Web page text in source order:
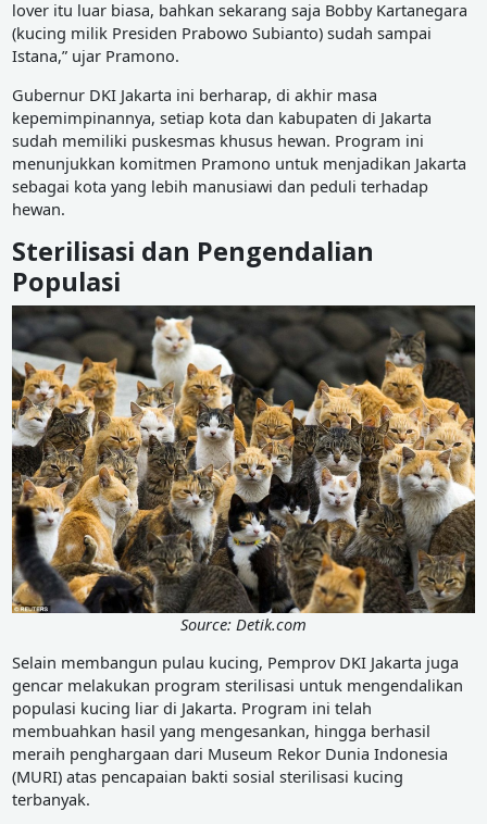
lover itu luar biasa, bahkan sekarang saja Bobby Kartanegara
(kucing milik Presiden Prabowo Subianto) sudah sampai
Istana,” ujar Pramono.
Gubernur DKI Jakarta ini berharap, di akhir masa
kepemimpinannya, setiap kota dan kabupaten di Jakarta
sudah memiliki puskesmas khusus hewan. Program ini
menunjukkan komitmen Pramono untuk menjadikan Jakarta
sebagai kota yang lebih manusiawi dan peduli terhadap
hewan.
Sterilisasi dan Pengendalian
Populasi
Source: Detik.com
Selain membangun pulau kucing, Pemprov DKI Jakarta juga
gencar melakukan program sterilisasi untuk mengendalikan
populasi kucing liar di Jakarta. Program ini telah
membuahkan hasil yang mengesankan, hingga berhasil
meraih penghargaan dari Museum Rekor Dunia Indonesia
(MURI) atas pencapaian bakti sosial sterilisasi kucing
terbanyak.